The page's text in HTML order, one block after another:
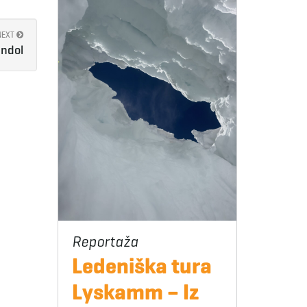
Ledeniška tura
Lyskamm – Iz